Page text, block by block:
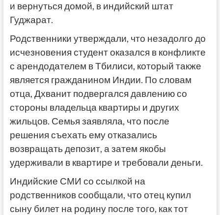
и вернуться домой, в индийский штат
Гуджарат.
Родственники утверждали, что незадолго до
исчезновения студент оказался в конфликте
с арендодателем в Тбилиси, который также
является гражданином Индии. По словам
отца, Дхванит подвергался давлению со
стороны владельца квартиры и других
жильцов. Семья заявляла, что после
решения съехать ему отказались
возвращать депозит, а затем якобы
удерживали в квартире и требовали деньги.
Индийские СМИ со ссылкой на
родственников сообщали, что отец купил
сыну билет на родину после того, как тот